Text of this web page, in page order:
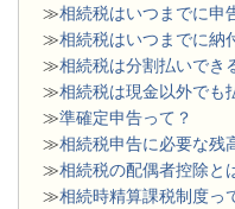
≫相続税はいつまでに申
≫相続税はいつまでに納
≫相続税は分割払いでき
≫相続税は現金以外でも
≫準確定申告って？
≫相続税申告に必要な残
≫相続税の配偶者控除と
≫相続時精算課税制度っ